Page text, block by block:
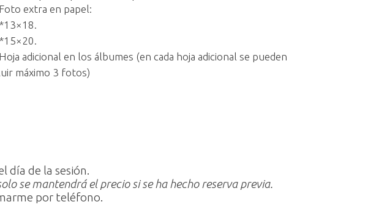
Foto extra en papel:
*13×18.
*15×20.
Hoja adicional en los álbumes (en cada hoja adicional se pueden
máximo 3 fotos)
día de la sesión.
se mantendrá el precio si se ha hecho reserva previa.
por teléfono.